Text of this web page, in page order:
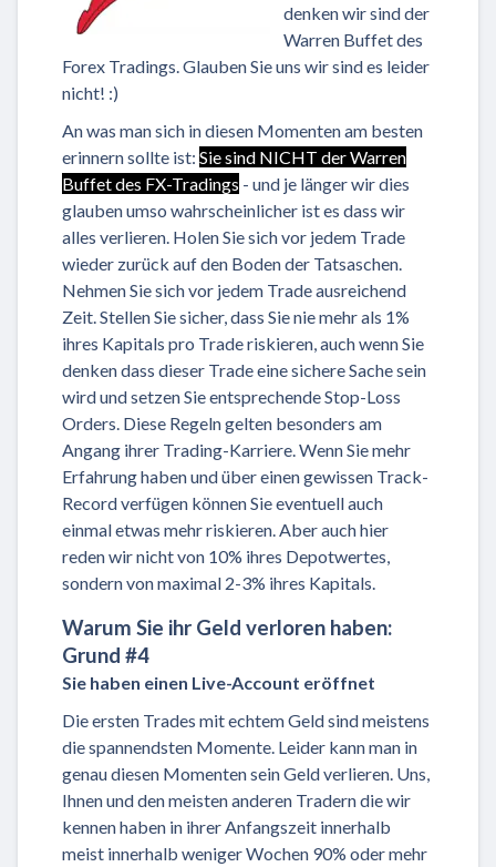
denken wir sind der
Warren Buffet des
Forex Tradings. Glauben Sie uns wir sind es leider
nicht! :)
An was man sich in diesen Momenten am besten
erinnern sollte ist: Sie sind NICHT der Warren
Buffet des FX-Tradings - und je länger wir dies
glauben umso wahrscheinlicher ist es dass wir
alles verlieren. Holen Sie sich vor jedem Trade
wieder zurück auf den Boden der Tatsaschen.
Nehmen Sie sich vor jedem Trade ausreichend
Zeit. Stellen Sie sicher, dass Sie nie mehr als 1%
ihres Kapitals pro Trade riskieren, auch wenn Sie
denken dass dieser Trade eine sichere Sache sein
wird und setzen Sie entsprechende Stop-Loss
Orders. Diese Regeln gelten besonders am
Angang ihrer Trading-Karriere. Wenn Sie mehr
Erfahrung haben und über einen gewissen Track-
Record verfügen können Sie eventuell auch
einmal etwas mehr riskieren. Aber auch hier
reden wir nicht von 10% ihres Depotwertes,
sondern von maximal 2-3% ihres Kapitals.
Warum Sie ihr Geld verloren haben:
Grund #4
Sie haben einen Live-Account eröffnet
Die ersten Trades mit echtem Geld sind meistens
die spannendsten Momente. Leider kann man in
genau diesen Momenten sein Geld verlieren. Uns,
Ihnen und den meisten anderen Tradern die wir
kennen haben in ihrer Anfangszeit innerhalb
meist innerhalb weniger Wochen 90% oder mehr